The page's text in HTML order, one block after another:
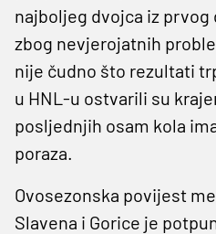
najboljeg dvojca iz prvog
zbog nevjerojatnih
nije čudno što rezultati
u HNL-u ostvarili su
posljednjih osam kola
poraza.
Ovosezonska povijest
Slavena i Gorice je